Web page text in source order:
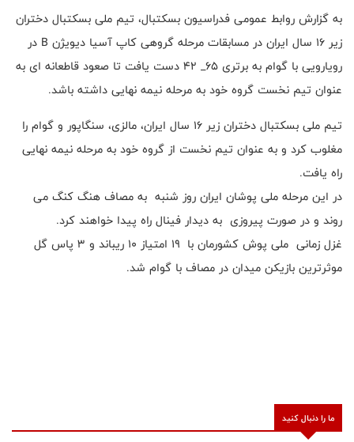
به گزارش روابط عمومی فدراسیون بسکتبال، تیم ملی بسکتبال دختران
زیر ۱۶ سال ایران در مسابقات مرحله گروهی کاپ آسیا دیویژن B در
رویارویی با گوام به برتری ۶۵_ ۴۲ دست یافت تا صعود قاطعانه ای به
عنوان تیم نخست گروه خود به مرحله نیمه نهایی داشته باشد.
تیم ملی بسکتبال دختران زیر ۱۶ سال ایران، مالزی، سنگاپور و گوام را
مغلوب کرد و به عنوان تیم نخست از گروه خود به مرحله نیمه نهایی
راه یافت.
در این مرحله ملی پوشان ایران روز شنبه به مصاف هنگ کنگ می
روند و در صورت پیروزی به دیدار فینال راه پیدا خواهند کرد.
غزل زمانی ملی پوش کشورمان با ۱۹ امتیاز ۱۰ ریباند و ۳ پاس گل
موثرترین بازیکن میدان در مصاف با گوام شد.
ما را دنبال کنید